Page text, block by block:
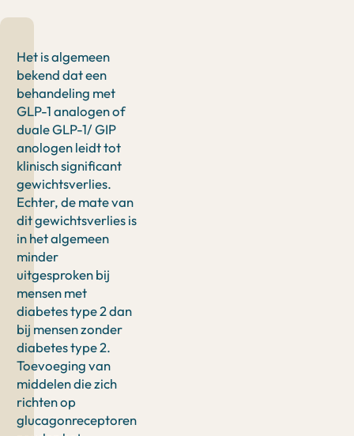
Het is algemeen
bekend dat een
behandeling met
GLP-1 analogen of
duale GLP-1/ GIP
anologen leidt tot
klinisch significant
gewichtsverlies.
Echter, de mate van
dit gewichtsverlies is
in het algemeen
minder
uitgesproken bij
mensen met
diabetes type 2 dan
bij mensen zonder
diabetes type 2.
Toevoeging van
middelen die zich
richten op
glucagonreceptoren